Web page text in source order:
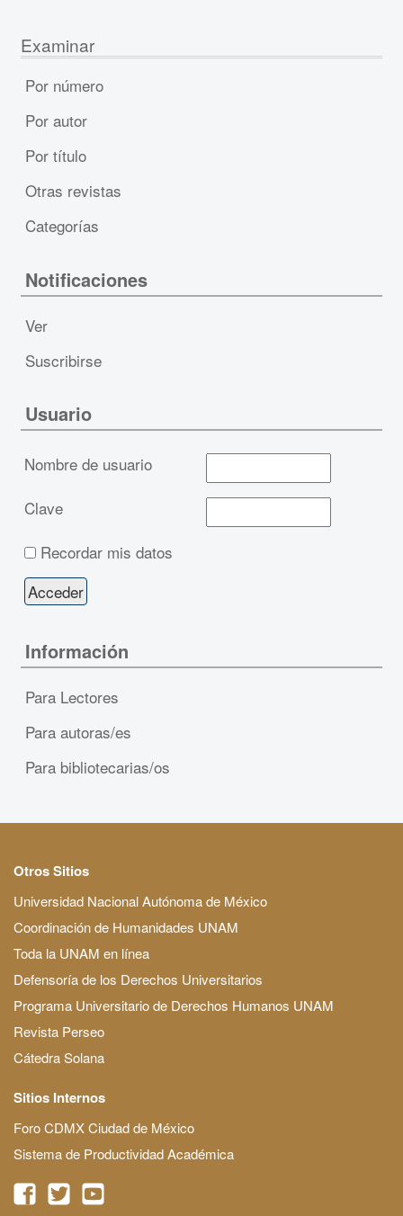
Examinar
Por número
Por autor
Por título
Otras revistas
Categorías
Notificaciones
Ver
Suscribirse
Usuario
Nombre de usuario
Clave
Recordar mis datos
Información
Para Lectores
Para autoras/es
Para bibliotecarias/os
Otros Sitios
Universidad Nacional Autónoma de México
Coordinación de Humanidades UNAM
Toda la UNAM en línea
Defensoría de los Derechos Universitarios
Programa Universitario de Derechos Humanos UNAM
Revista Perseo
Cátedra Solana
Sitios Internos
Foro CDMX Ciudad de México
Sistema de Productividad Académica